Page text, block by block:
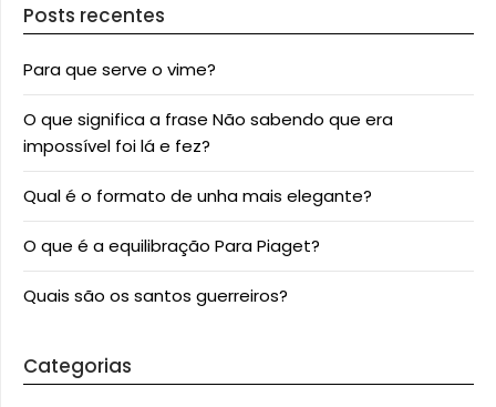
Posts recentes
Para que serve o vime?
O que significa a frase Não sabendo que era
impossível foi lá e fez?
Qual é o formato de unha mais elegante?
O que é a equilibração Para Piaget?
Quais são os santos guerreiros?
Categorias